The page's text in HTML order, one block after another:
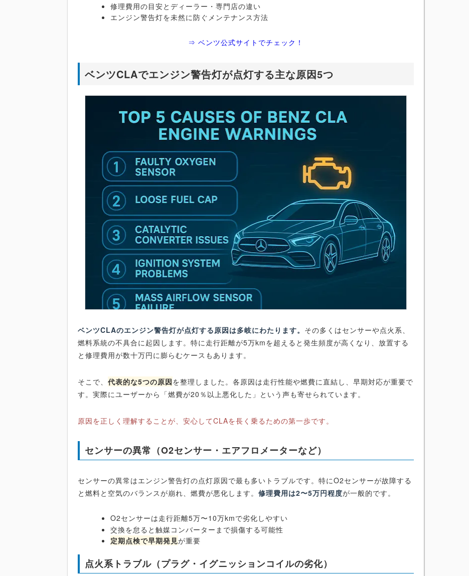
修理費用の目安とディーラー・専門店の違い
エンジン警告灯を未然に防ぐメンテナンス方法
⇒ ベンツ公式サイトでチェック！
ベンツCLAでエンジン警告灯が点灯する主な原因5つ
ベンツCLAのエンジン警告灯が点灯する原因は多岐にわたります。 その多くはセンサーや点火系、
燃料系統の不具合に起因します。特に走行距離が5万kmを超えると発生頻度が高くなり、放置する
と修理費用が数十万円に膨らむケースもあります。
そこで、代表的な5つの原因を整理しました。各原因は走行性能や燃費に直結し、早期対応が重要で
す。実際にユーザーから「燃費が20％以上悪化した」という声も寄せられています。
原因を正しく理解することが、安心してCLAを長く乗るための第一歩です。
センサーの異常（O2センサー・エアフロメーターなど）
センサーの異常はエンジン警告灯の点灯原因で最も多いトラブルです。特にO2センサーが故障する
と燃料と空気のバランスが崩れ、燃費が悪化します。修理費用は2〜5万円程度が一般的です。
O2センサーは走行距離5万〜10万kmで劣化しやすい
交換を怠ると触媒コンバーターまで損傷する可能性
定期点検で早期発見が重要
点火系トラブル（プラグ・イグニッションコイルの劣化）